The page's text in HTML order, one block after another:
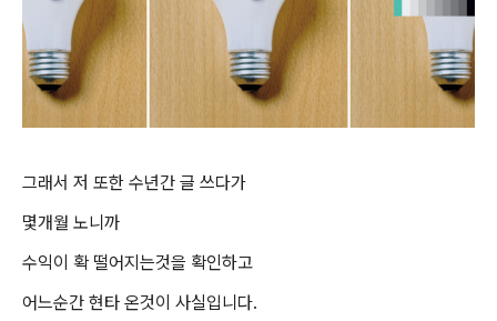
그래서 저 또한 수년간 글 쓰다가
몇개월 노니까
수익이 확 떨어지는것을 확인하고
어느순간 현타 온것이 사실입니다.